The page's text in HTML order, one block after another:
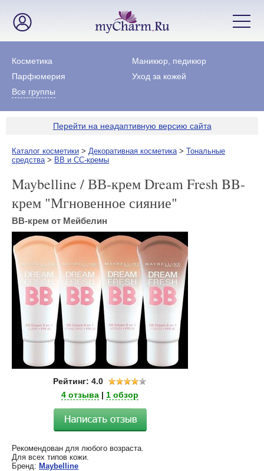
Косметика
Маникюр, педикюр
Парфюмерия
Уход за кожей
Все группы
Перейти на неадаптивную версию сайта
Каталог косметики > Декоративная косметика> Тональные
средства> BB и CC-кремы
Maybelline / ВВ-крем Dream Fresh BB-
крем "Мгновенное сияние"
ВВ-крем от Мейбелин
Рейтинг: 4.0
4 отзыва | 1 обзор
Рекомендован для любого возраста.
Для всех типов кожи.
Бренд: Maybelline